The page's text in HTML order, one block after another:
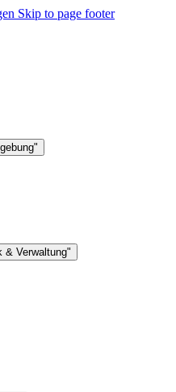
Skip to page footer
& Verwaltung"